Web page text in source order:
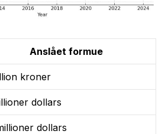
Anslået formue
kroner
dollars
dollars